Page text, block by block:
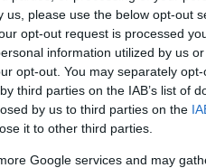
please use the below opt-out
opt-out request is processed
information utilized by us
opt-out. You may separately
third parties on the IAB’s list of
by us to third parties on the
it to other third parties.
Google services and may